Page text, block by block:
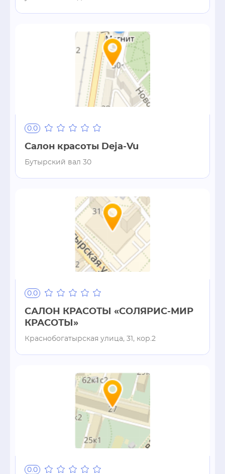
0.0
Салон красоты Deja-Vu
Бутырский вал 30
0.0
САЛОН КРАСОТЫ «СОЛЯРИС-МИР
КРАСОТЫ»
Краснобогатырская улица, 31, кор.2
0.0